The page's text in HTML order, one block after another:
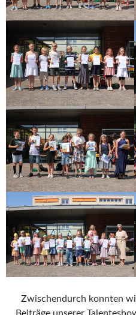
Zwischendurch konnten